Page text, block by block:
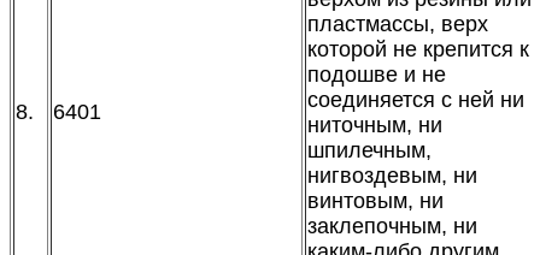
8. 6401
пластмассы, верх
которой не крепится к
подошве и не
соединяется с ней ни
ниточным, ни
шпилечным,
нигвоздевым, ни
винтовым, ни
заклепочным, ни